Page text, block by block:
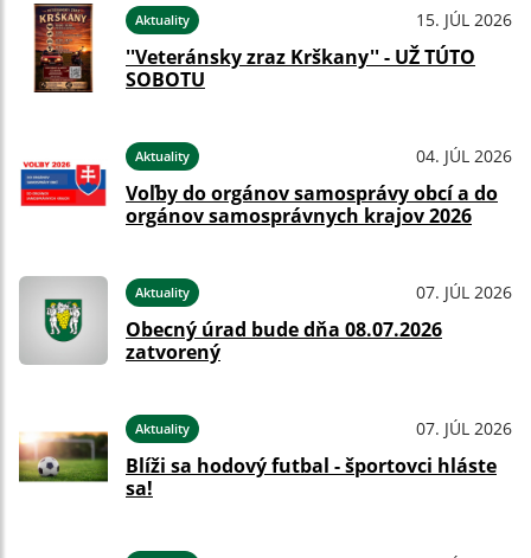
Aktuality 15. JÚL 2026
''Veteránsky zraz Krškany'' - UŽ TÚTO
SOBOTU
Aktuality 04. JÚL 2026
Voľby do orgánov samosprávy obcí a do
orgánov samosprávnych krajov 2026
Aktuality 07. JÚL 2026
Obecný úrad bude dňa 08.07.2026
zatvorený
Aktuality 07. JÚL 2026
Blíži sa hodový futbal - športovci hláste
sa!